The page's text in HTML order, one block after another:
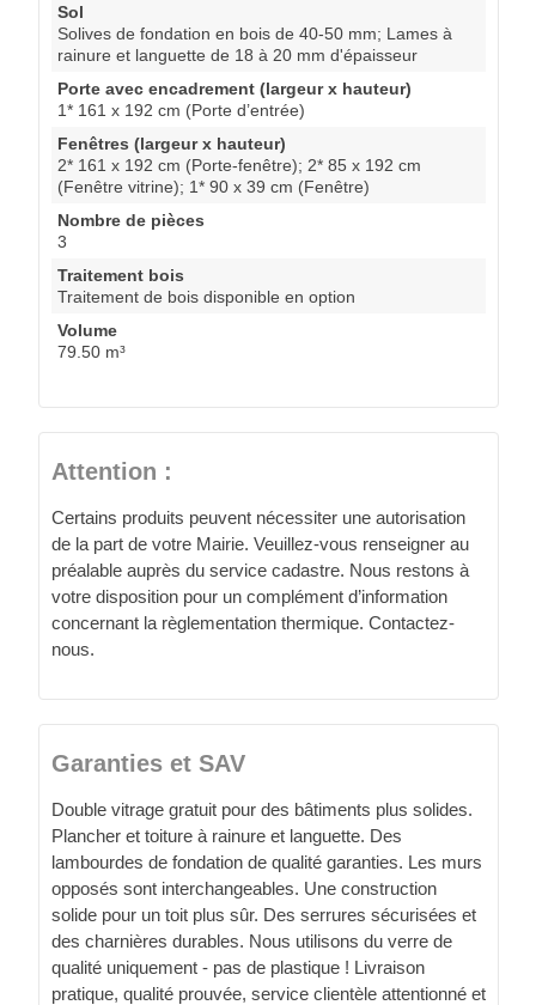
Sol
Solives de fondation en bois de 40-50 mm; Lames à
rainure et languette de 18 à 20 mm d'épaisseur
Porte avec encadrement (largeur x hauteur)
1* 161 x 192 cm (Porte d’entrée)
Fenêtres (largeur x hauteur)
2* 161 x 192 cm (Porte-fenêtre); 2* 85 x 192 cm
(Fenêtre vitrine); 1* 90 x 39 cm (Fenêtre)
Nombre de pièces
3
Traitement bois
Traitement de bois disponible en option
Volume
79.50 m³
Attention :
Certains produits peuvent nécessiter une autorisation
de la part de votre Mairie. Veuillez-vous renseigner au
préalable auprès du service cadastre. Nous restons à
votre disposition pour un complément d’information
concernant la règlementation thermique. Contactez-
nous.
Garanties et SAV
Double vitrage gratuit pour des bâtiments plus solides.
Plancher et toiture à rainure et languette. Des
lambourdes de fondation de qualité garanties. Les murs
opposés sont interchangeables. Une construction
solide pour un toit plus sûr. Des serrures sécurisées et
des charnières durables. Nous utilisons du verre de
qualité uniquement - pas de plastique ! Livraison
pratique, qualité prouvée, service clientèle attentionné et